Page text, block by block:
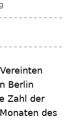
Berlin
Zahl der
des